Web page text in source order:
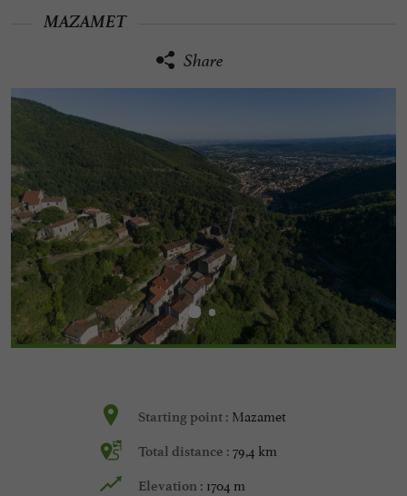
MAZAMET
Share
Starting point : Mazamet
Total distance : 79,4 km
Elevation : 1704 m